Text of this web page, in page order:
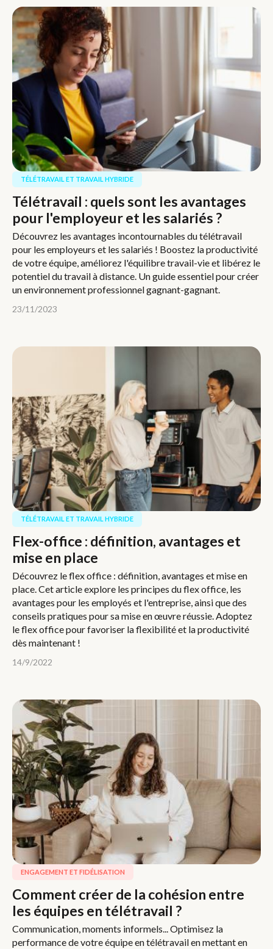
TÉLÉTRAVAIL ET TRAVAIL HYBRIDE
Télétravail : quels sont les avantages
pour l'employeur et les salariés ?
Découvrez les avantages incontournables du télétravail
pour les employeurs et les salariés ! Boostez la productivité
de votre équipe, améliorez l'équilibre travail-vie et libérez le
potentiel du travail à distance. Un guide essentiel pour créer
un environnement professionnel gagnant-gagnant.
23/11/2023
TÉLÉTRAVAIL ET TRAVAIL HYBRIDE
Flex-office : définition, avantages et
mise en place
Découvrez le flex office : définition, avantages et mise en
place. Cet article explore les principes du flex office, les
avantages pour les employés et l'entreprise, ainsi que des
conseils pratiques pour sa mise en œuvre réussie. Adoptez
le flex office pour favoriser la flexibilité et la productivité
dès maintenant !
14/9/2022
ENGAGEMENT ET FIDÉLISATION
Comment créer de la cohésion entre
les équipes en télétravail ?
Communication, moments informels... Optimisez la
performance de votre équipe en télétravail en mettant en